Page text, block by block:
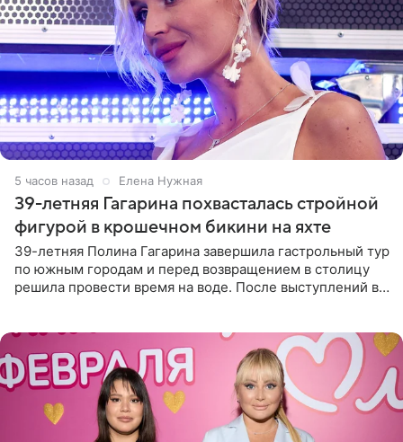
5 часов назад Елена Нужная
39-летняя Гагарина похвасталась стройной
фигурой в крошечном бикини на яхте
39-летняя Полина Гагарина завершила гастрольный тур
по южным городам и перед возвращением в столицу
решила провести время на воде. После выступлений в